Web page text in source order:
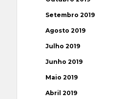
Setembro 2019
Agosto 2019
Julho 2019
Junho 2019
Maio 2019
Abril 2019